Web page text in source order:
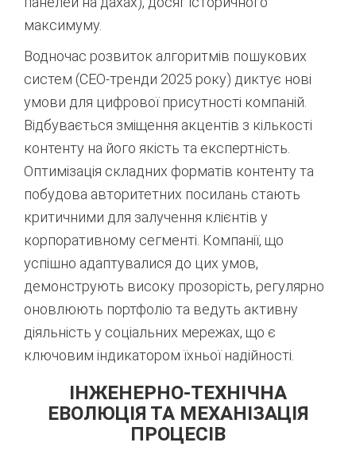
максимуму.
Водночас розвиток алгоритмів пошукових
систем (СЕО-тренди 2025 року) диктує нові
умови для цифрової присутності компаній.
Відбувається зміщення акцентів з кількості
контенту на його якість та експертність.
Оптимізація складних форматів контенту та
побудова авторитетних посилань стають
критичними для залучення клієнтів у
корпоративному сегменті. Компанії, що
успішно адаптувалися до цих умов,
демонструють високу прозорість, регулярно
оновлюють портфоліо та ведуть активну
діяльність у соціальних мережах, що є
ключовим індикатором їхньої надійності.
ІНЖЕНЕРНО-ТЕХНІЧНА
ЕВОЛЮЦІЯ ТА МЕХАНІЗАЦІЯ
ПРОЦЕСІВ